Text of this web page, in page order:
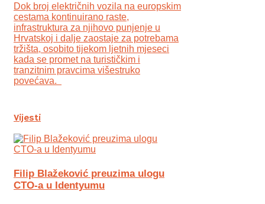
Dok broj električnih vozila na europskim
cestama kontinuirano raste,
infrastruktura za njihovo punjenje u
Hrvatskoj i dalje zaostaje za potrebama
tržišta, osobito tijekom ljetnih mjeseci
kada se promet na turističkim i
tranzitnim pravcima višestruko
povećava.
Vijesti
Filip Blažeković preuzima ulogu
CTO-a u Identyumu